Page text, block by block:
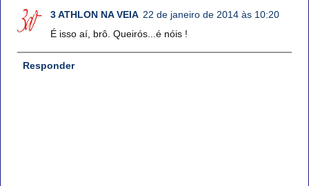
3 ATHLON NA VEIA 22 de janeiro de 2014 às 10:20
É isso aí, brô. Queirós...é nóis !
Responder